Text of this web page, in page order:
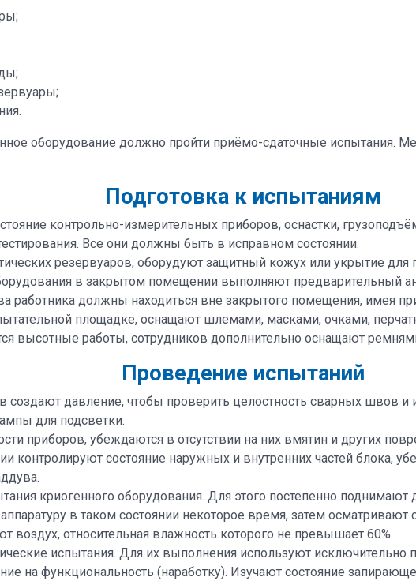
оборудование должно пройти приёмо-сдаточные испытания.
Подготовка к испытаниям
контрольно-измерительных приборов, оснастки,
Все они должны быть в исправном состоянии.
резервуаров, оборудуют защитный кожух или укрытие для
в закрытом помещении выполняют предварительный
работника должны находиться вне закрытого помещения, имея
площадке, оснащают шлемами, масками, очками,
высотные работы, сотрудников дополнительно оснащают
Проведение испытаний
создают давление, чтобы проверить целостность сварных швов
для подсветки.
приборов, убеждаются в отсутствии на них вмятин и других
контролируют состояние наружных и внутренних частей блока,
криогенного оборудования. Для этого постепенно
в таком состоянии некоторое время, затем
воздух, относительная влажность которого не превышает 60%.
испытания. Для их выполнения используют исключительно
на функциональность (наработку). Изучают состояние